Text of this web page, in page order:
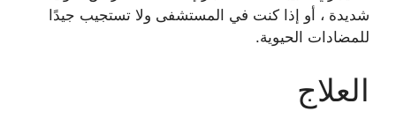
شديدة ، أو إذا كنت في المستشفى ولا تستجيب جيدًا
للمضادات الحيوية.
العلاج